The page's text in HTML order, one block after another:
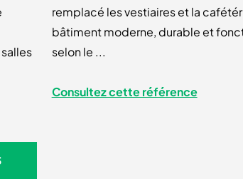
remplacé les vestiaires et la
bâtiment moderne, durable et
selon le ...
Consultez cette référence